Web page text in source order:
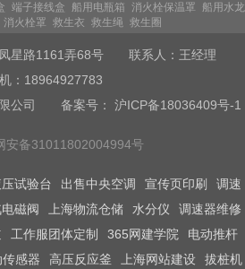
端子接线盒 船用电瓶箱 消火栓保温罩
船用水龙
消火栓罩 救生衣 救生绳 救生圈
凤星路1161弄68号 联系人：王经理
：18964927783
限公司 备案号： 沪ICP备18036409号-1
安备31011802004994号
试验台 出售中央空调 宣传页印刷
调速
磁阀 上海物流仓储 水分仪
调速器维修
工作服团体定制 365网建学院
电动推杆
感器 高压反应釜 上海网站建设 拔桩机